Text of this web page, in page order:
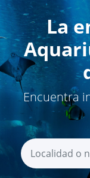
La
Encuentra